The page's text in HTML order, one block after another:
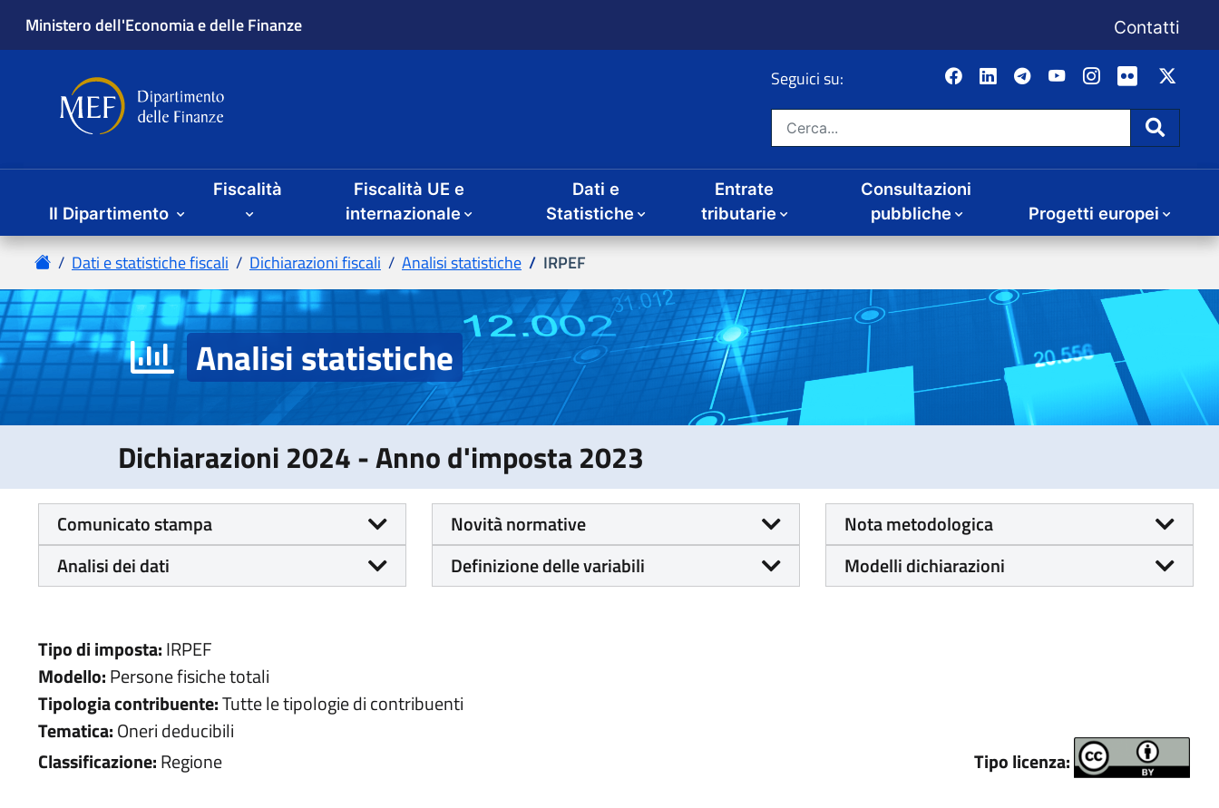
Il Dipartimento
Fiscalità Fiscalità UE e Dati e Entrate
Consultazioni
Progetti europei
IRPEF
Analisi statistiche
Dichiarazioni 2024 - Anno d'imposta 2023
Comunicato stampa Novità normative
Nota metodologica
Analisi dei dati
Definizione delle variabili Modelli dichiarazioni
Tipo di imposta:IRPEF
Modello:Persone fisiche totali
Tipologia contribuente:Tutte le tipologie di contribuenti
Tematica:Oneri deducibili
Classificazione:Regione Tipo licenza: